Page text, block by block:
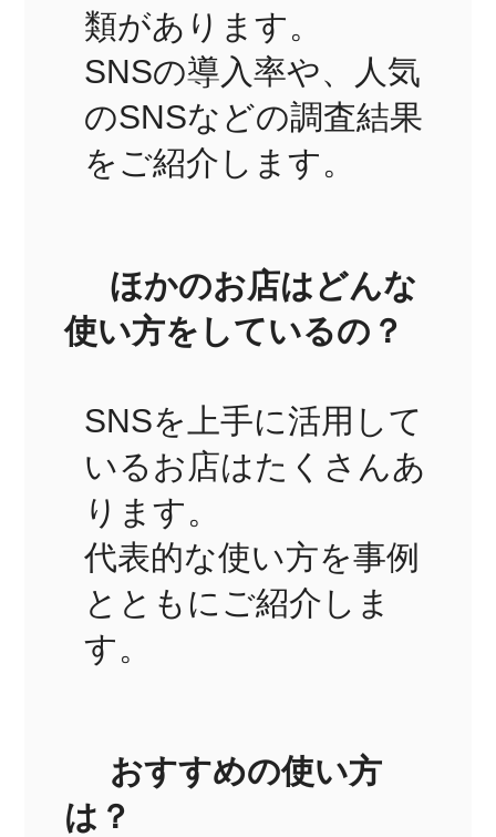
類があります。
SNSの導入率や、人気
のSNSなどの調査結果
をご紹介します。
ほかのお店はどんな
使い方をしているの？
SNSを上手に活用して
いるお店はたくさんあ
ります。
代表的な使い方を事例
とともにご紹介しま
す。
おすすめの使い方
は？